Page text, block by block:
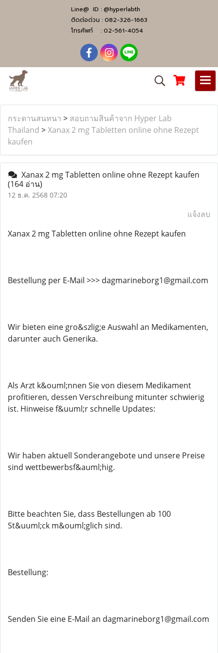
Line@ ID : @hyperlabth
ติดต่อด่วน : 082-326-1663
โทรศัพท์ : 02-561-4054
กระดานสนทนา > สอบถามสินค้าจาก Hyper Lab
Thailand >Xanax 2 mg Tabletten online ohne Rezept
kaufen
Xanax 2 mg Tabletten online ohne Rezept kaufen
(164 อ่าน)
12 ธ.ค. 2568 07:20
แจ้งลบ
Xanax 2 mg Tabletten online ohne Rezept kaufen
Bestellung per E-Mail >>> dagmarineborg1@gmail.com
Wir bieten eine gro&szlig;e Auswahl an Medikamenten,
darunter auch Generika.
Als Arzt k&ouml;nnen Sie von diesem Medikament
profitieren, dessen Verschreibung mitunter schwierig
ist. Hinweise f&uuml;r schnelle Updates:
Wir haben aktuell Sonderangebote und unsere Preise
sind wettbewerbsf&auml;hig.
Bitte beachten Sie, dass Bestellungen ab 100
St&uuml;ck m&ouml;glich sind.
Bestellung:
Senden Sie eine E-Mail an dagmarineborg1@gmail.com